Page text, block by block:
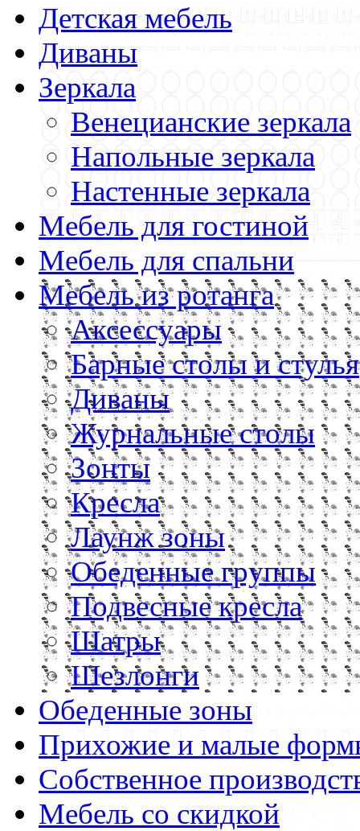
Детская мебель
Диваны
Зеркала
Венецианские зеркала
Напольные зеркала
Настенные зеркала
Мебель для гостиной
Мебель для спальни
Мебель из ротанга
Аксессуары
Барные столы и стулья
Диваны
Журнальные столы
Зонты
Кресла
Лаунж зоны
Обеденные группы
Подвесные кресла
Шатры
Шезлонги
Обеденные зоны
Прихожие и малые
Собственное
Мебель со скидкой